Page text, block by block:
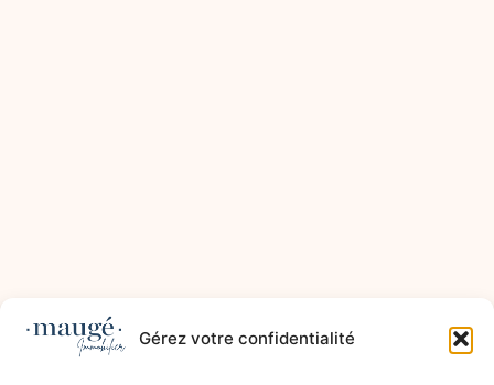
Gérez votre confidentialité